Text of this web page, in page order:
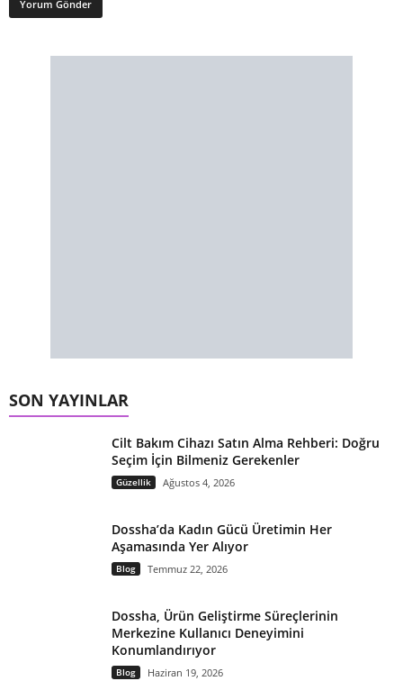
SON YAYINLAR
Cilt Bakım Cihazı Satın Alma Rehberi: Doğru
Seçim İçin Bilmeniz Gerekenler
Güzellik Ağustos 4, 2026
Dossha’da Kadın Gücü Üretimin Her
Aşamasında Yer Alıyor
Blog Temmuz 22, 2026
Dossha, Ürün Geliştirme Süreçlerinin
Merkezine Kullanıcı Deneyimini
Konumlandırıyor
Blog Haziran 19, 2026